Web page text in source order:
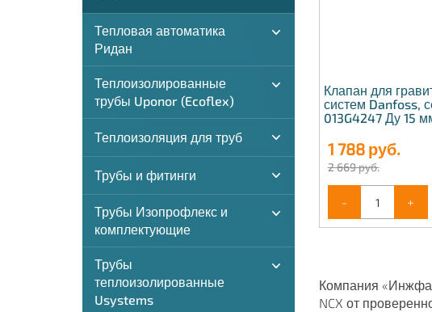
Тепловая автоматика
Ридан
Теплоизолированные
трубы Uponor (Ecoflex)
Теплоизоляция для труб
Трубы и фитинги
Трубы Изопрофлекс и
комплектующие
Трубы
теплоизолированные
Usystems
Клапан для
систем Danfoss,
013G4247 Ду 15
1 788руб.
2 669 руб.
- +
Компания
NCX от